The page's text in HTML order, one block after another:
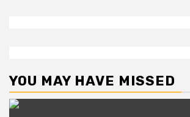
YOU MAY HAVE MISSED